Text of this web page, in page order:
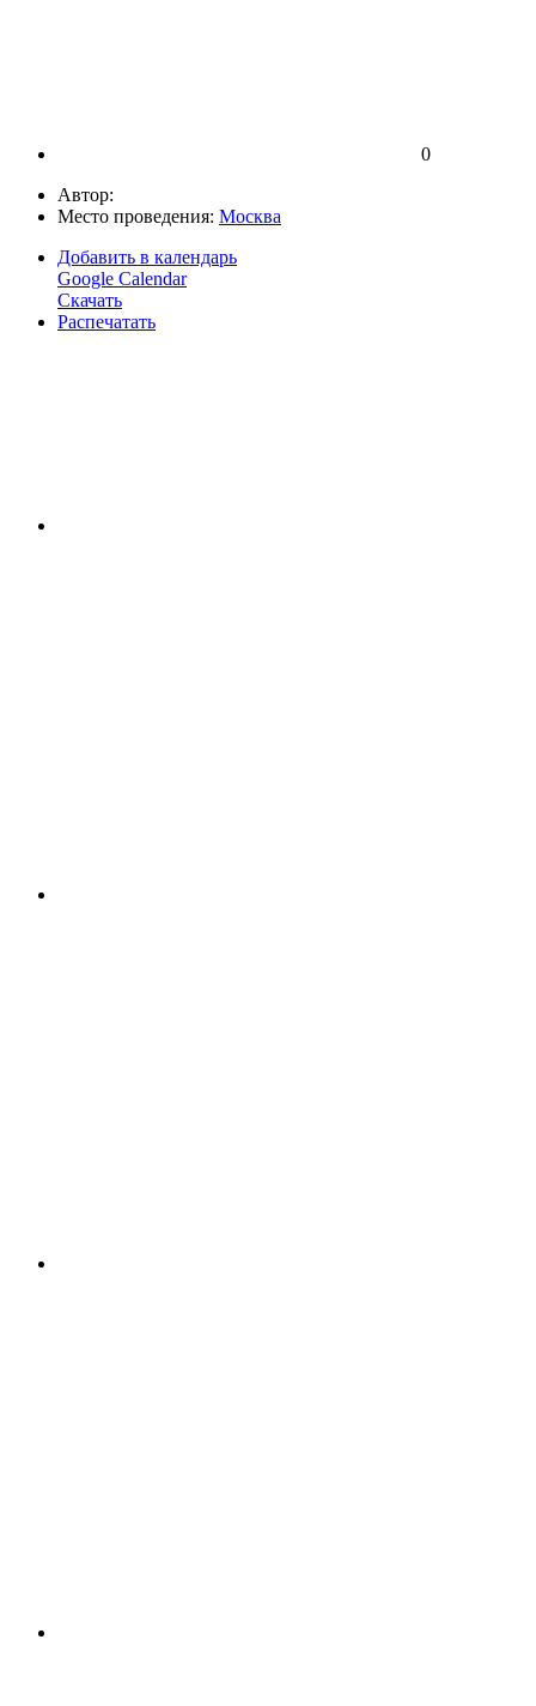
0
Автор:
Место проведения: Москва
Добавить в календарь
Google Calendar
Скачать
Распечатать